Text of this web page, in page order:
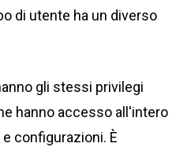
di utente ha un diverso
gli stessi privilegi
hanno accesso all'intero
configurazioni. È